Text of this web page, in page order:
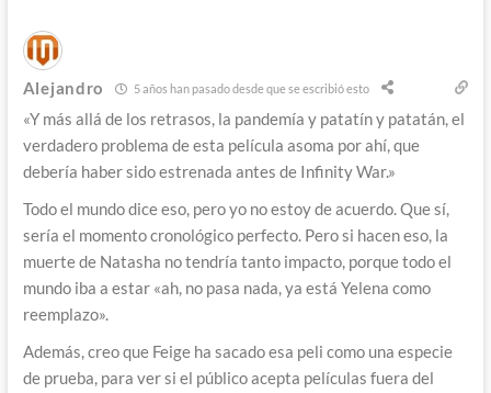
Alejandro 5 años han pasado desde que se escribió esto
«Y más allá de los retrasos, la pandemía y patatín y patatán, el
verdadero problema de esta película asoma por ahí, que
debería haber sido estrenada antes de Infinity War.»
Todo el mundo dice eso, pero yo no estoy de acuerdo. Que sí,
sería el momento cronológico perfecto. Pero si hacen eso, la
muerte de Natasha no tendría tanto impacto, porque todo el
mundo iba a estar «ah, no pasa nada, ya está Yelena como
reemplazo».
Además, creo que Feige ha sacado esa peli como una especie
de prueba, para ver si el público acepta películas fuera del